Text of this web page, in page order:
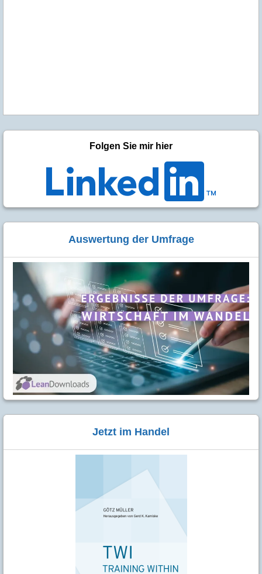
Folgen Sie mir hier
Auswertung der Umfrage
Jetzt im Handel